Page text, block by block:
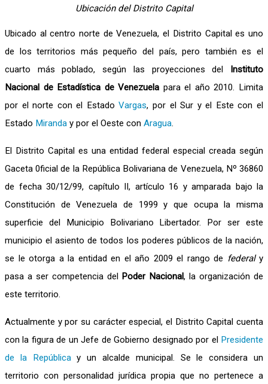
Ubicación del Distrito Capital
Ubicado al centro norte de Venezuela, el Distrito Capital es uno
de los territorios más pequeño del país, pero también es el
cuarto más poblado, según las proyecciones del Instituto
Nacional de Estadística de Venezuela para el año 2010. Limita
por el norte con el EstadoVargas, por el Sur y el Este con el
Estado Miranda y por el Oeste con Aragua.
El Distrito Capital es una entidad federal especial creada según
Gaceta 0ficial de la República Bolivariana de Venezuela, Nº 36860
de fecha 30/12/99, capítulo II, artículo 16 y amparada bajo la
Constitución de Venezuela de 1999 y que ocupa la misma
superficie del Municipio Bolivariano Libertador. Por ser este
municipio el asiento de todos los poderes públicos de la nación,
se le otorga a la entidad en el año 2009 el rango de federaly
pasa a ser competencia del Poder Nacional, la organización de
este territorio.
Actualmente y por su carácter especial, el Distrito Capital cuenta
con la figura de un Jefe de Gobierno designado por el Presidente
de la Repúblicay un alcalde municipal. Se le considera un
territorio con personalidad jurídica propia que no pertenece a